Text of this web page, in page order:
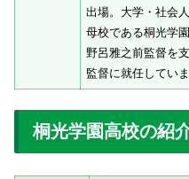
出場。大学・社会
母校である桐光学
野呂雅之前監督を
監督に就任していま
桐光学園高校の紹